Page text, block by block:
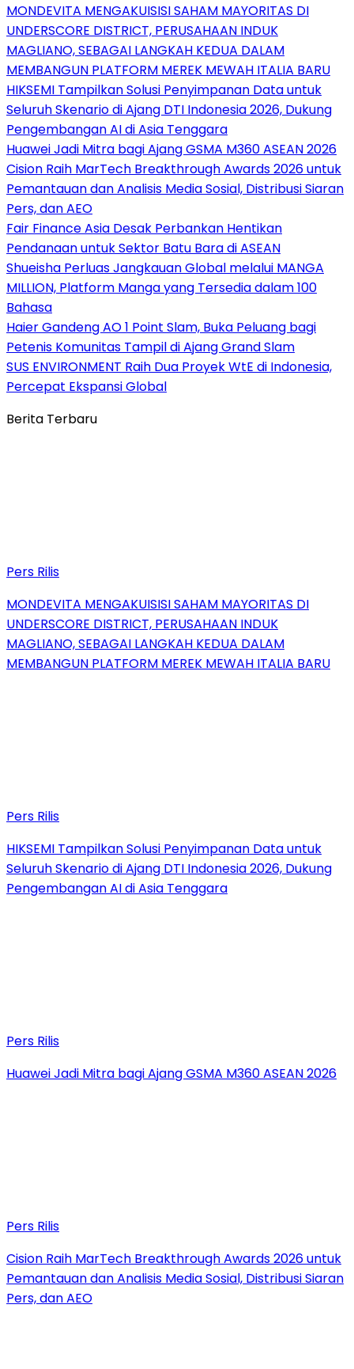
MONDEVITA MENGAKUISISI SAHAM MAYORITAS DI
UNDERSCORE DISTRICT, PERUSAHAAN INDUK
MAGLIANO, SEBAGAI LANGKAH KEDUA DALAM
MEMBANGUN PLATFORM MEREK MEWAH ITALIA BARU
HIKSEMI Tampilkan Solusi Penyimpanan Data untuk
Seluruh Skenario di Ajang DTI Indonesia 2026, Dukung
Pengembangan AI di Asia Tenggara
Huawei Jadi Mitra bagi Ajang GSMA M360 ASEAN 2026
Cision Raih MarTech Breakthrough Awards 2026 untuk
Pemantauan dan Analisis Media Sosial, Distribusi Siaran
Pers, dan AEO
Fair Finance Asia Desak Perbankan Hentikan
Pendanaan untuk Sektor Batu Bara di ASEAN
Shueisha Perluas Jangkauan Global melalui MANGA
MILLION, Platform Manga yang Tersedia dalam 100
Bahasa
Haier Gandeng AO 1 Point Slam, Buka Peluang bagi
Petenis Komunitas Tampil di Ajang Grand Slam
SUS ENVIRONMENT Raih Dua Proyek WtE di Indonesia,
Percepat Ekspansi Global
Berita Terbaru
Pers Rilis
MONDEVITA MENGAKUISISI SAHAM MAYORITAS DI
UNDERSCORE DISTRICT, PERUSAHAAN INDUK
MAGLIANO, SEBAGAI LANGKAH KEDUA DALAM
MEMBANGUN PLATFORM MEREK MEWAH ITALIA BARU
Pers Rilis
HIKSEMI Tampilkan Solusi Penyimpanan Data untuk
Seluruh Skenario di Ajang DTI Indonesia 2026, Dukung
Pengembangan AI di Asia Tenggara
Pers Rilis
Huawei Jadi Mitra bagi Ajang GSMA M360 ASEAN 2026
Pers Rilis
Cision Raih MarTech Breakthrough Awards 2026 untuk
Pemantauan dan Analisis Media Sosial, Distribusi Siaran
Pers, dan AEO